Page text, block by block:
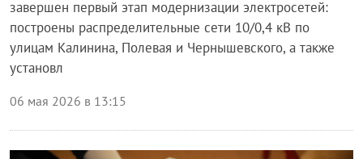
завершен первый этап модернизации электросетей:
построены распределительные сети 10/0,4 кВ по
улицам Калинина, Полевая и Чернышевского, а также
установл
06 мая 2026 в 13:15